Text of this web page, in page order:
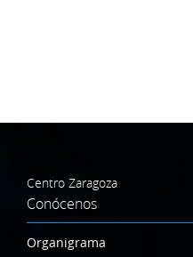
Centro Zaragoza
Conócenos
Organigrama